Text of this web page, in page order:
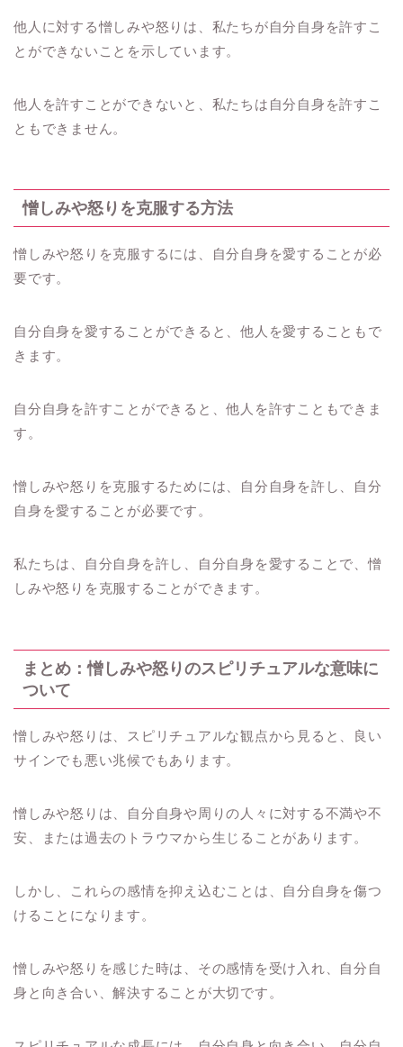
他人に対する憎しみや怒りは、私たちが自分自身を許すこ
とができないことを示しています。
他人を許すことができないと、私たちは自分自身を許すこ
ともできません。
憎しみや怒りを克服する方法
憎しみや怒りを克服するには、自分自身を愛することが必
要です。
自分自身を愛することができると、他人を愛することもで
きます。
自分自身を許すことができると、他人を許すこともできま
す。
憎しみや怒りを克服するためには、自分自身を許し、自分
自身を愛することが必要です。
私たちは、自分自身を許し、自分自身を愛することで、憎
しみや怒りを克服することができます。
まとめ：憎しみや怒りのスピリチュアルな意味に
ついて
憎しみや怒りは、スピリチュアルな観点から見ると、良い
サインでも悪い兆候でもあります。
憎しみや怒りは、自分自身や周りの人々に対する不満や不
安、または過去のトラウマから生じることがあります。
しかし、これらの感情を抑え込むことは、自分自身を傷つ
けることになります。
憎しみや怒りを感じた時は、その感情を受け入れ、自分自
身と向き合い、解決することが大切です。